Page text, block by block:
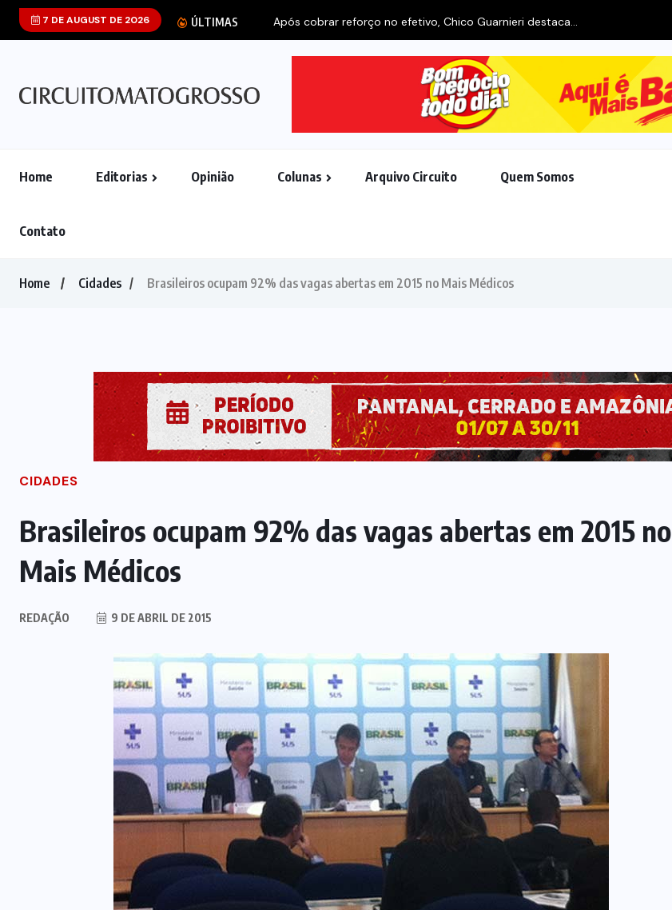
7 DE AUGUST DE 2026 ÚLTIMAS
Home Editorias Opinião Colunas Arquivo Circuito Quem Somos
Contato
Home Cidades Brasileiros ocupam 92% das vagas abertas em 2015 no Mais Médicos
CIDADES
Brasileiros ocupam 92% das vagas abertas em 2015 no
Mais Médicos
REDAÇÃO 9 DE ABRIL DE 2015